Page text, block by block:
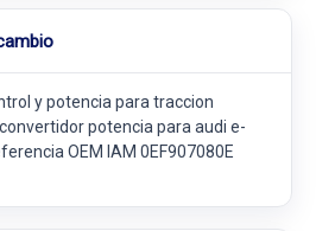
y potencia para traccion
potencia para audi e-
OEM IAM 0EF907080E